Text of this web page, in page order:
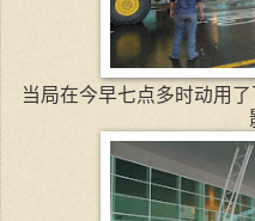
当局在今早七点多时动用